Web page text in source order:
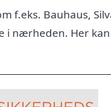
f.eks. Bauhaus,
i nærheden. Her